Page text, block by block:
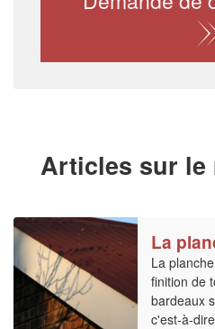
Articles sur le
La
La
finition de
bardeaux
c'est-à-